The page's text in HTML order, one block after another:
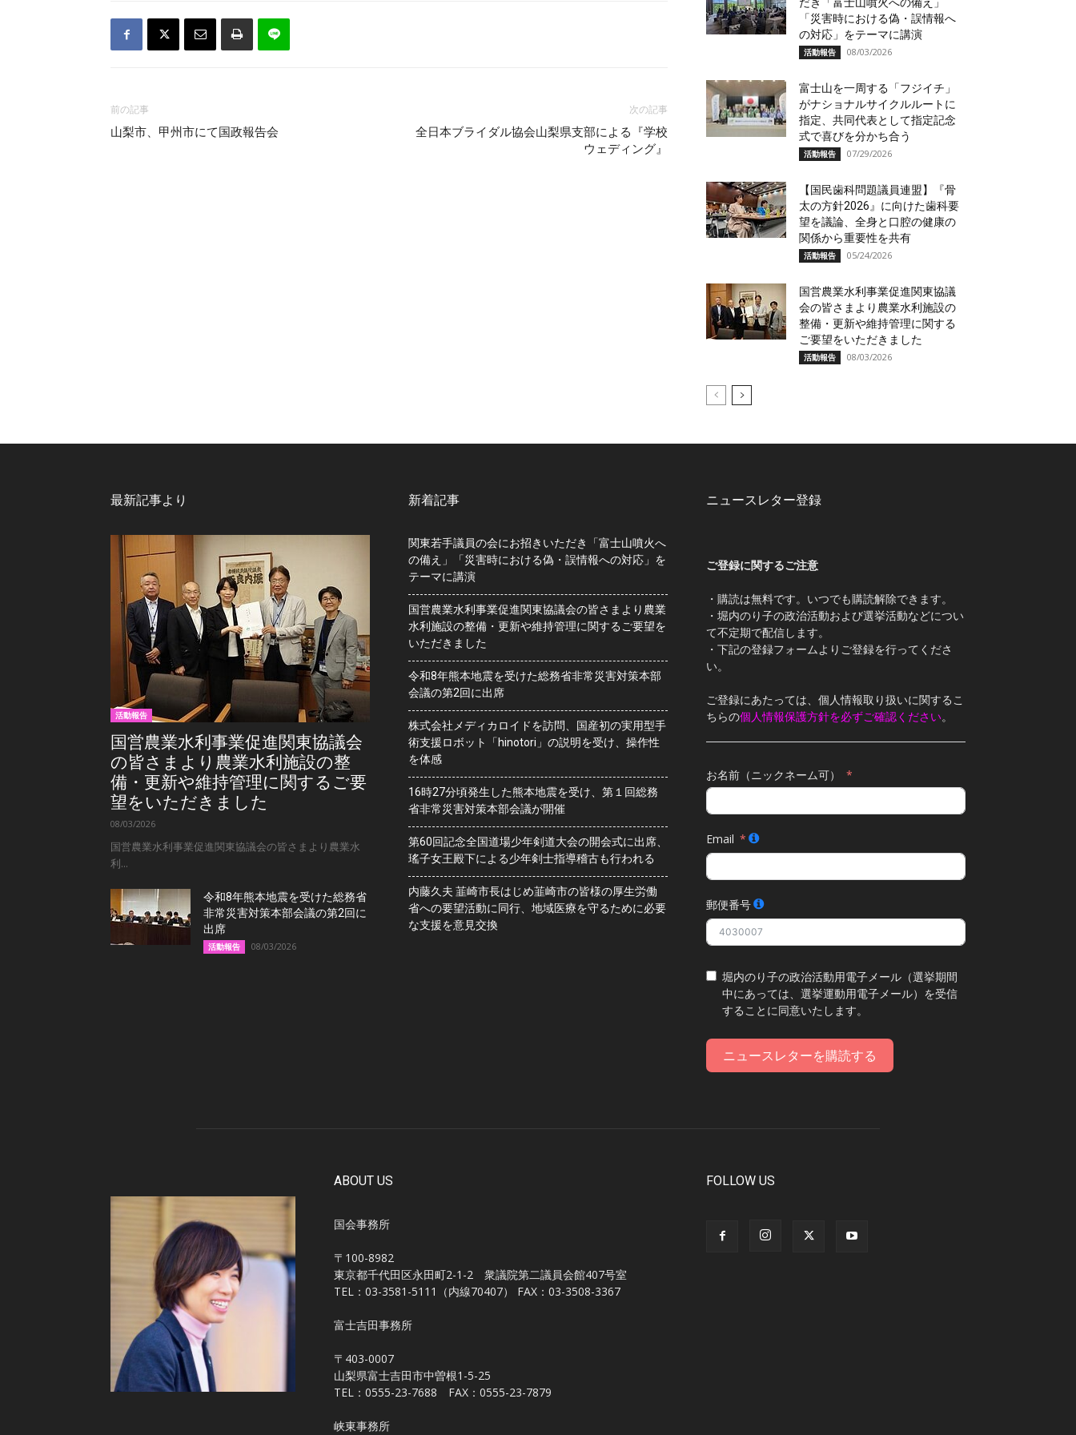
前の記事
山梨市、甲州市にて国政報告会
次の記事
全日本ブライダル協会山梨県支部による『学校
ウェディング』
「災害時における偽・誤情報へ
の対応」をテーマに講演
活動報告 08/03/2026
富士山を一周する「フジイチ」
がナショナルサイクルルートに
指定、共同代表として指定記念
式で喜びを分かち合う
活動報告 07/29/2026
【国民歯科問題議員連盟】『骨
太の方針2026』に向けた歯科要
望を議論、全身と口腔の健康の
関係から重要性を共有
活動報告 05/24/2026
国営農業水利事業促進関東協議
会の皆さまより農業水利施設の
整備・更新や維持管理に関する
ご要望をいただきました
活動報告 08/03/2026
最新記事より
活動報告
国営農業水利事業促進関東協議会
の皆さまより農業水利施設の整
備・更新や維持管理に関するご要
望をいただきました
08/03/2026
国営農業水利事業促進関東協議会の皆さまより農業水
利...
令和8年熊本地震を受けた総務省
非常災害対策本部会議の第2回に
出席
活動報告 08/03/2026
新着記事
関東若手議員の会にお招きいただき「富士山噴火へ
の備え」「災害時における偽・誤情報への対応」を
テーマに講演
国営農業水利事業促進関東協議会の皆さまより農業
水利施設の整備・更新や維持管理に関するご要望を
いただきました
令和8年熊本地震を受けた総務省非常災害対策本部
会議の第2回に出席
株式会社メディカロイドを訪問、国産初の実用型手
術支援ロボット「hinotori」の説明を受け、操作性
を体感
16時27分頃発生した熊本地震を受け、第１回総務
省非常災害対策本部会議が開催
第60回記念全国道場少年剣道大会の開会式に出席、
瑤子女王殿下による少年剣士指導稽古も行われる
内藤久夫 韮崎市長はじめ韮崎市の皆様の厚生労働
省への要望活動に同行、地域医療を守るために必要
な支援を意見交換
ニュースレター登録
ご登録に関するご注意
・購読は無料です。いつでも購読解除できます。
・堀内のり子の政治活動および選挙活動などについ
て不定期で配信します。
・下記の登録フォームよりご登録を行ってくださ
い。
ご登録にあたっては、個人情報取り扱いに関するこ
ちらの個人情報保護方針を必ずご確認ください。
お名前（ニックネーム可）
Email
郵便番号
堀内のり子の政治活動用電子メール（選挙期間
中にあっては、選挙運動用電子メール）を受信
することに同意いたします。
ニュースレターを購読する
ABOUT US
国会事務所
〒100-8982
東京都千代田区永田町2-1-2 衆議院第二議員会館407号室
TEL：03-3581-5111（内線70407） FAX：03-3508-3367
富士吉田事務所
〒403-0007
山梨県富士吉田市中曽根1-5-25
TEL：0555-23-7688 FAX：0555-23-7879
峡東事務所
FOLLOW US